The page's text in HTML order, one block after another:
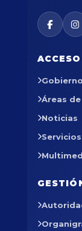
Gobierno
Áreas
Noticias
Servicios